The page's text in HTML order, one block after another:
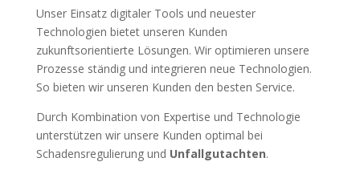
Unser Einsatz digitaler Tools und neuester
Technologien bietet unseren Kunden
zukunftsorientierte Lösungen. Wir optimieren unsere
Prozesse ständig und integrieren neue Technologien.
So bieten wir unseren Kunden den besten Service.
Durch Kombination von Expertise und Technologie
unterstützen wir unsere Kunden optimal bei
Schadensregulierung und Unfallgutachten.